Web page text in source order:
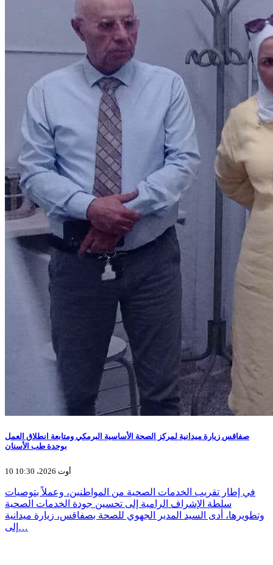
صفاقس زيارة ميدانية لمركز الصحة الأساسية البرمكي ومتابعة انطلاق العمل
بوحدة طب الأسنان
10 أوت 2026، 10:30
في إطار تقريب الخدمات الصحية من المواطنين، وعملاً بتوصيات
سلطة الإشراف الرامية إلى تحسين جودة الخدمات الصحية
وتطويرها، أدى السيد المدير الجهوي للصحة بصفاقس، زيارة ميدانية
إلى…